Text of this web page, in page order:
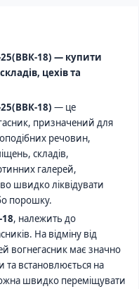
18) — купити
цехів та
18) — це
призначений для
речовин,
складів,
галерей,
швидко ліквідувати
порошку.
, належить до
На відміну від
вогнегасник має значно
та встановлюється на
швидко переміщувати